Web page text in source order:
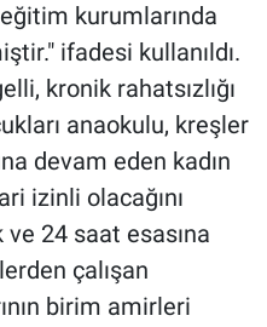
kurumlarında
ifadesi kullanıldı.
kronik rahatsızlığı
anaokulu, kreşler
devam eden kadın
izinli olacağını
24 saat esasına
çalışan
birim amirleri